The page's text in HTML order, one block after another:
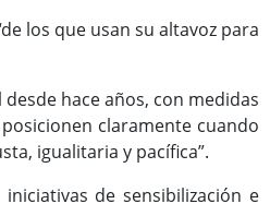
los que usan su altavoz para
hace años, con medidas
claramente cuando
igualitaria y pacífica”.
de sensibilización e